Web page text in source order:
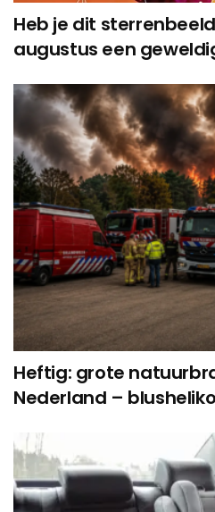
Heb je dit
augustus een
Heftig: grote
Nederland –